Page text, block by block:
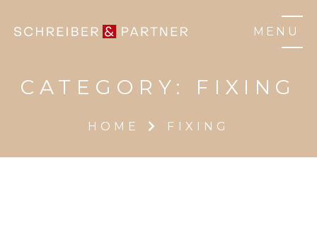
MENU
CATEGORY: FIXING
HOME FIXING